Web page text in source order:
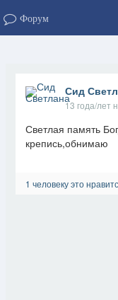
Форум
Сид
13 года/лет
Светлая память
крепись,обнимаю
1 человеку это